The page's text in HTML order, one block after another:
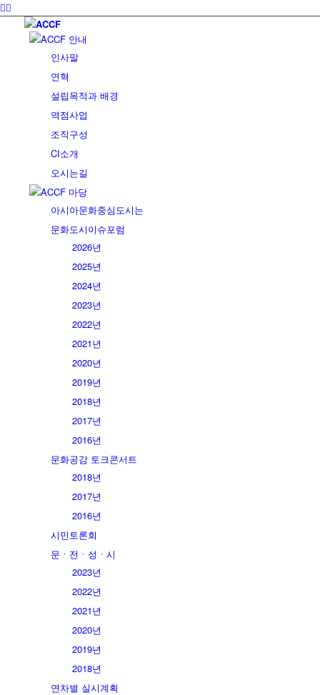
ACCF 안내
인사말
연혁
설립목적과 배경
역점사업
조직구성
CI소개
오시는길
ACCF 마당
아시아문화중심도시는
문화도시이슈포럼
2026년
2025년
2024년
2023년
2022년
2021년
2020년
2019년
2018년
2017년
2016년
문화공감 토크콘서트
2018년
2017년
2016년
시민토론회
문ㆍ전ㆍ성ㆍ시
2023년
2022년
2021년
2020년
2019년
2018년
연차별 실시계획